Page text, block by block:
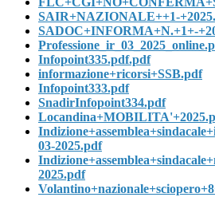
SAIR+NAZIONALE++1-
SADOC+INFORMA+N.+1+-
Infopoint335.pdf.pdf
informazione+ricorsi+SSB.pdf
Infopoint333.pdf
SnadirInfopoint334.pdf
03-2025.pdf
2025.pdf